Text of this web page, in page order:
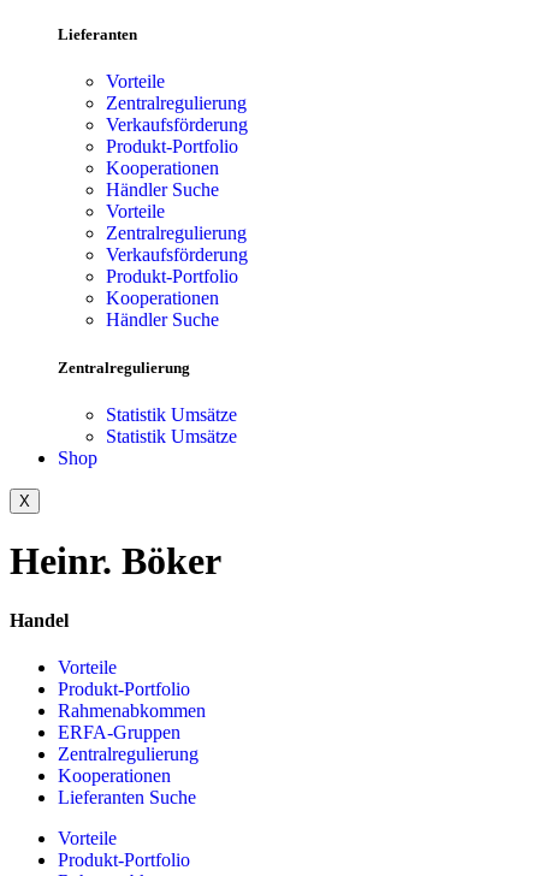
Lieferanten
Vorteile
Zentralregulierung
Verkaufsförderung
Produkt-Portfolio
Kooperationen
Händler Suche
Vorteile
Zentralregulierung
Verkaufsförderung
Produkt-Portfolio
Kooperationen
Händler Suche
Zentralregulierung
Statistik Umsätze
Statistik Umsätze
Shop
X
Heinr. Böker
Handel
Vorteile
Produkt-Portfolio
Rahmenabkommen
ERFA-Gruppen
Zentralregulierung
Kooperationen
Lieferanten Suche
Vorteile
Produkt-Portfolio